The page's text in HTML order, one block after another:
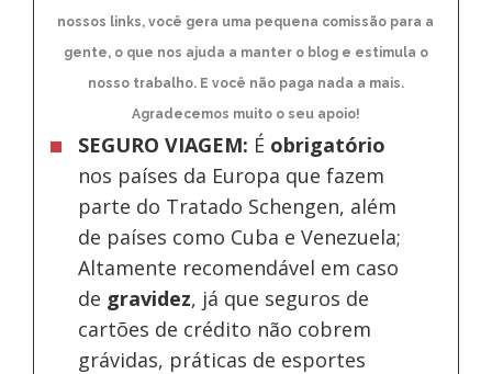
nossos links, você gera uma pequena comissão para a
gente, o que nos ajuda a manter o blog e estimula o
nosso trabalho. E você não paga nada a mais.
Agradecemos muito o seu apoio!
SEGURO VIAGEM: É obrigatório
nos países da Europa que fazem
parte do Tratado Schengen, além
de países como Cuba e Venezuela;
Altamente recomendável em caso
de gravidez, já que seguros de
cartões de crédito não cobrem
grávidas, práticas de esportes